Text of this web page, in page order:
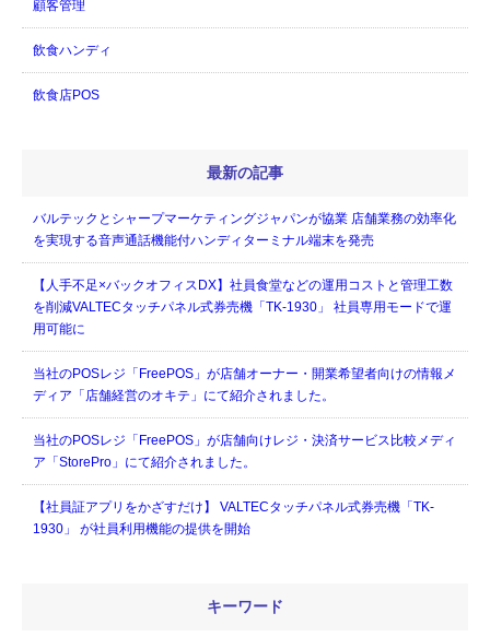
顧客管理
飲食ハンディ
飲食店POS
最新の記事
バルテックとシャープマーケティングジャパンが協業 店舗業務の効率化
を実現する音声通話機能付ハンディターミナル端末を発売
【人手不足×バックオフィスDX】社員食堂などの運用コストと管理工数
を削減VALTECタッチパネル式券売機「TK-1930」 社員専用モードで運
用可能に
当社のPOSレジ「FreePOS」が店舗オーナー・開業希望者向けの情報メ
ディア「店舗経営のオキテ」にて紹介されました。
当社のPOSレジ「FreePOS」が店舗向けレジ・決済サービス比較メディ
ア「StorePro」にて紹介されました。
【社員証アプリをかざすだけ】 VALTECタッチパネル式券売機「TK-
1930」 が社員利用機能の提供を開始
キーワード